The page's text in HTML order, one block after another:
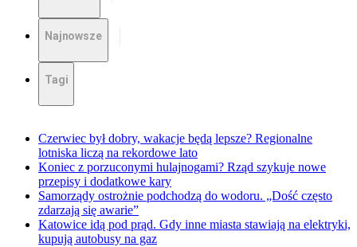
Najnowsze
Tagi
Czerwiec był dobry, wakacje będą lepsze? Regionalne
lotniska liczą na rekordowe lato
Koniec z porzuconymi hulajnogami? Rząd szykuje nowe
przepisy i dodatkowe kary
Samorządy ostrożnie podchodzą do wodoru. „Dość często
zdarzają się awarie”
Katowice idą pod prąd. Gdy inne miasta stawiają na elektryki,
kupują autobusy na gaz